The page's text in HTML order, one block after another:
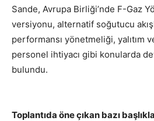
Sande, Avrupa Birliği’nde F-Gaz
versiyonu, alternatif soğutucu
performansı yönetmeliği, yalıtım
personel ihtiyacı gibi konularda
bulundu.
Toplantıda öne çıkan bazı